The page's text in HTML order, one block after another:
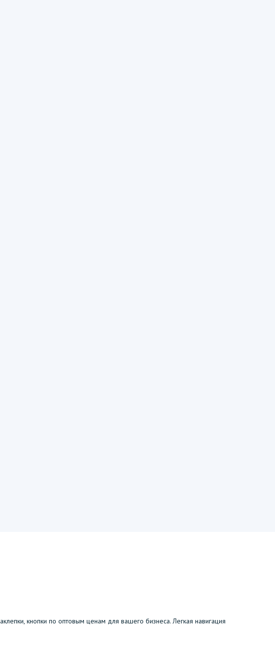
кнопки по оптовым ценам для вашего бизнеса. Легкая навигация